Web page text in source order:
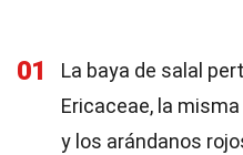
01
La baya de salal
Ericaceae, la
y los arándanos